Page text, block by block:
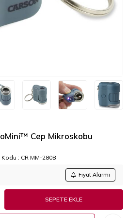
Cep Mikroskobu
Kodu : CR MM-280B
Fiyat Alarmı
SEPETE EKLE